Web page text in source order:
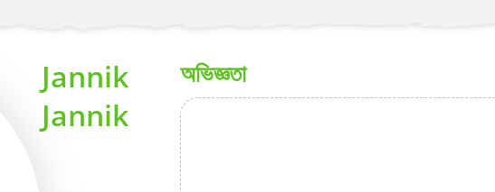
Jannik
Jannik
অভিজ্ঞতা